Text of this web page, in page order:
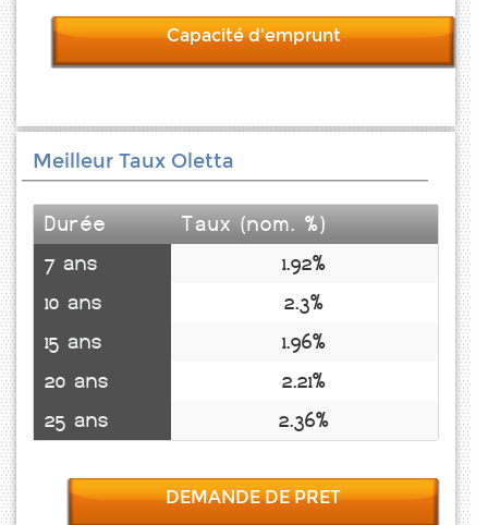
Capacité d'emprunt
Meilleur Taux Oletta
Durée
Taux (nom. %)
7 ans
1.92%
10 ans
2.3%
15 ans
1.96%
20 ans
2.21%
25 ans
2.36%
DEMANDE DE PRET